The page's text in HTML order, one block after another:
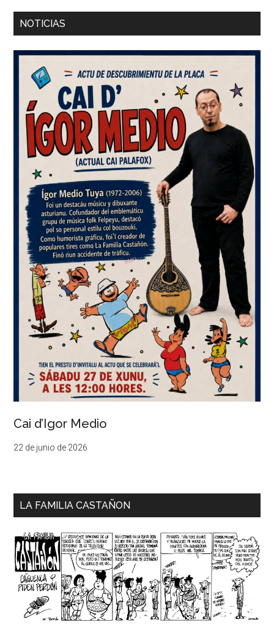
Barra
principal
NOTICIAS
Cai d’Igor Medio
22 de junio de 2026
LA FAMILIA CASTAÑON